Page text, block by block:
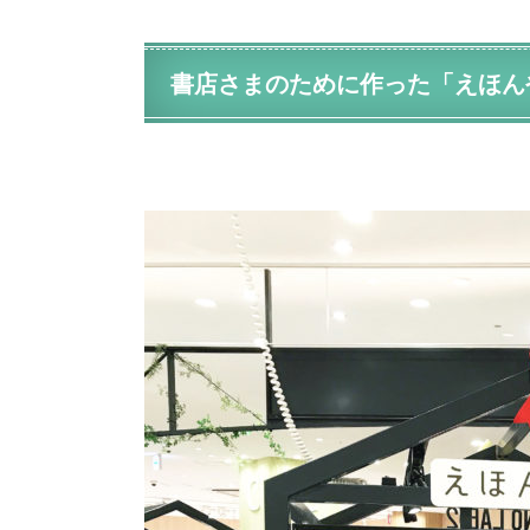
書店さまのために作った「えほ